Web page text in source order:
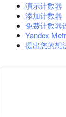
演示计数器
添加计数器
免费计数器
Yandex
提出您的想